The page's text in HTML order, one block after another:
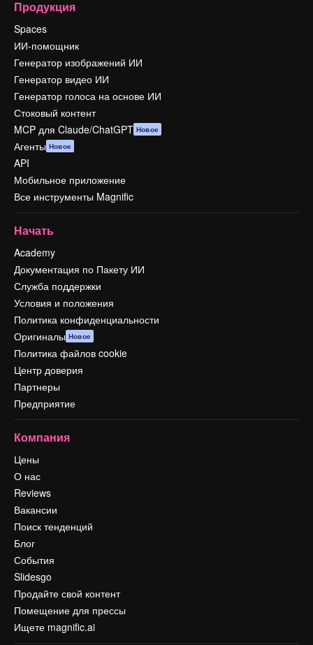
Продукция
Spaces
ИИ-помощник
Генератор изображений ИИ
Генератор видео ИИ
Генератор голоса на основе ИИ
Стоковый контент
MCP для Claude/ChatGPT Новое
Агенты Новое
API
Мобильное приложение
Все инструменты Magnific
Начать
Academy
Документация по Пакету ИИ
Служба поддержки
Условия и положения
Политика конфиденциальности
Оригиналы Новое
Политика файлов cookie
Центр доверия
Партнеры
Предприятие
Компания
Цены
О нас
Reviews
Вакансии
Поиск тенденций
Блог
События
Slidesgo
Продайте свой контент
Помещение для прессы
Ищете magnific.ai